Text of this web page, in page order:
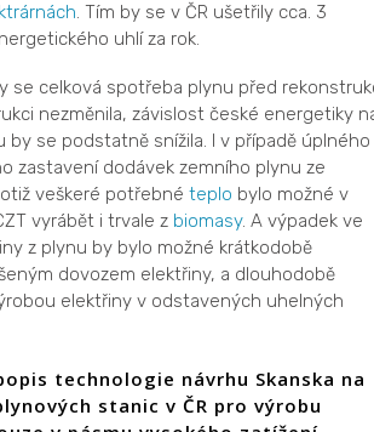
. Tím by se v ČR ušetřily cca. 3
uhlí za rok.
se celková spotřeba plynu před
nezměnila, závislost české energetiky
by se podstatně snížila. I v případě úplného
zastavení dodávek zemního plynu ze
veškeré potřebnéteplo bylo možné v
vyrábět i trvale z biomasy. A výpadek ve
z plynu by bylo možné krátkodobě
dovozem elektřiny, a dlouhodobě
elektřiny v odstavených uhelných
technologie návrhu Skanska na
stanic v ČR pro výrobu